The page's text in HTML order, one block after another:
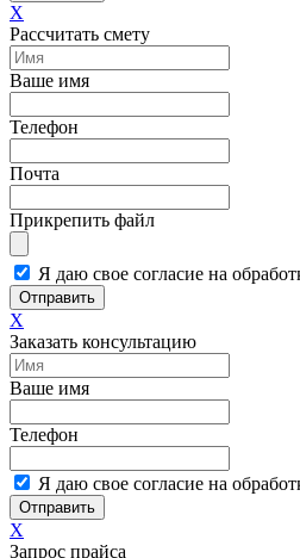
X
Рассчитать смету
Ваше имя
Телефон
Почта
Прикрепить файл
Я даю свое согласие на
Отправить
X
Заказать консультацию
Ваше имя
Телефон
Я даю свое согласие на
Отправить
X
Запрос прайса